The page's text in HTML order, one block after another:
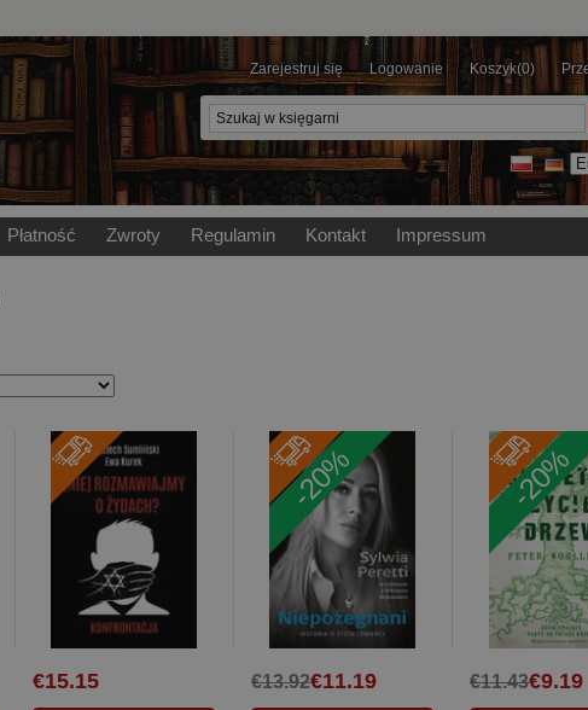
Zarejestruj się Logowanie Koszyk(0)
Płatność Zwroty Regulamin Kontakt Impressum
€15.15
-20%
€11.19
€13.92
-20%
€9.19
€11.43